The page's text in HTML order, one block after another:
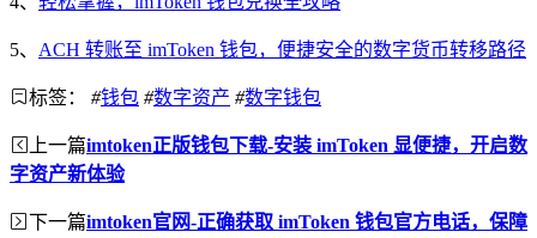
5、 ACH 转账至 imToken 钱包，便捷安全的数字货币转移路径
标签： #钱包 #数字资产 #数字钱包
上一篇imtoken正版钱包下载-安装 imToken 显便捷，开启数
字资产新体验
下一篇imtoken官网-正确获取 imToken 钱包官方电话，保障